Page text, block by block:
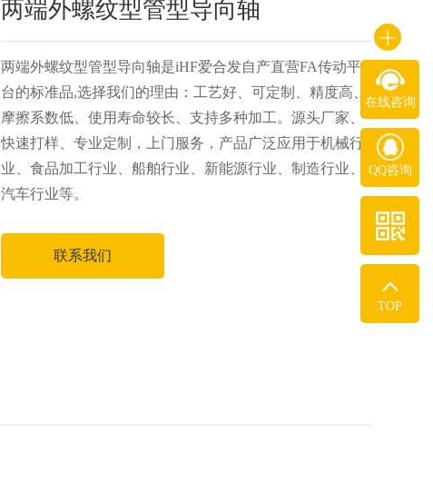
两端外螺纹型管型导向轴
两端外螺纹型管型导向轴是iHF爱合发自产直营FA传动平
台的标准品,选择我们的理由：工艺好、可定制、精度高、
摩擦系数低、使用寿命较长、支持多种加工。源头厂家、
快速打样、专业定制，上门服务，产品广泛应用于机械行
业、食品加工行业、船舶行业、新能源行业、制造行业、
汽车行业等。
联系我们
在线咨询
QQ咨询
TOP